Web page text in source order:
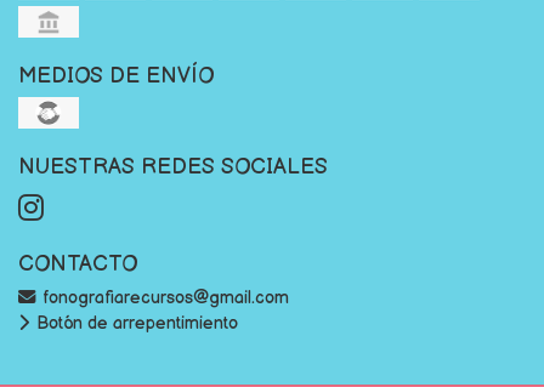
MEDIOS DE ENVÍO
NUESTRAS REDES SOCIALES
CONTACTO
fonografiarecursos@gmail.com
Botón de arrepentimiento